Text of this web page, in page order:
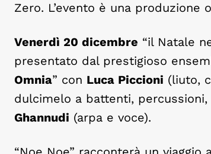
Zero. L’evento è una
Venerdì 20 dicembre “il Natale
presentato dal prestigioso
Omnia” con Luca Piccioni (liuto,
dulcimelo a battenti,
Ghannudi (arpa e voce).